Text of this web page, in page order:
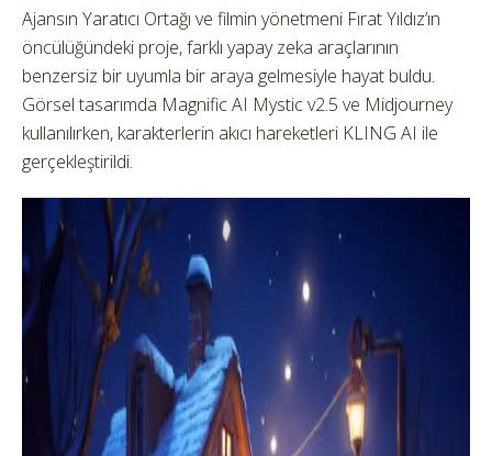
Ajansın Yaratıcı Ortağı ve filmin yönetmeni Fırat Yıldız’ın
öncülüğündeki proje, farklı yapay zeka araçlarının
benzersiz bir uyumla bir araya gelmesiyle hayat buldu.
Görsel tasarımda Magnific AI Mystic v2.5 ve Midjourney
kullanılırken, karakterlerin akıcı hareketleri KLING AI ile
gerçekleştirildi.